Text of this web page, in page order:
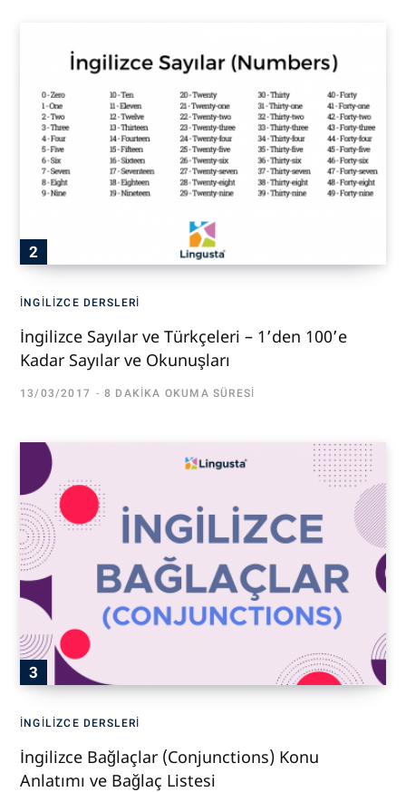
İNGILIZCE DERSLERI
İngilizce Sayılar ve Türkçeleri – 1’den 100’e
Kadar Sayılar ve Okunuşları
13/03/2017 8 DAKIKA OKUMA SÜRESI
İNGILIZCE DERSLERI
İngilizce Bağlaçlar (Conjunctions) Konu
Anlatımı ve Bağlaç Listesi